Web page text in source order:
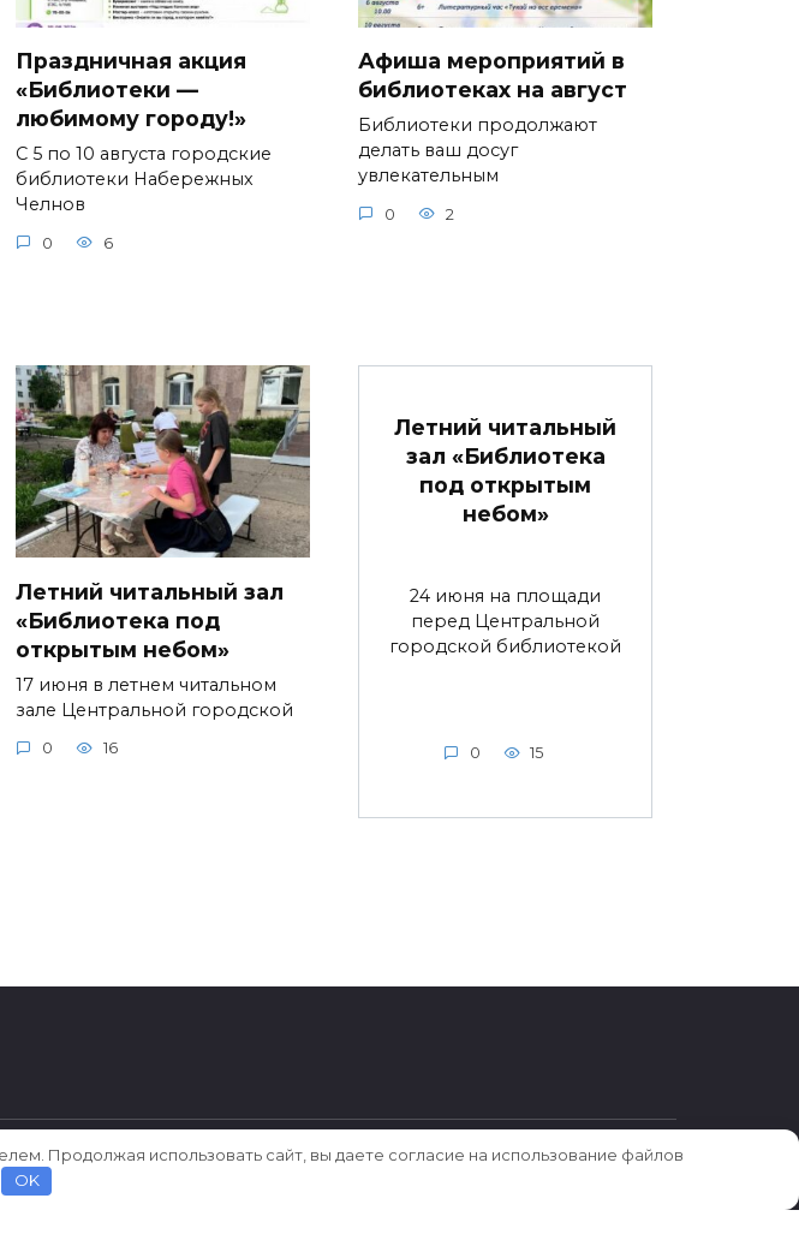
Праздничная акция
«Библиотеки —
любимому городу!»
С 5 по 10 августа городские
библиотеки Набережных
Челнов
0 6
Афиша мероприятий в
библиотеках на август
Библиотеки продолжают
делать ваш досуг
увлекательным
0 2
Летний читальный зал
«Библиотека под
открытым небом»
17 июня в летнем читальном
зале Центральной городской
0 16
Летний читальный
зал «Библиотека
под открытым
небом»
24 июня на площади
перед Центральной
городской библиотекой
0 15
Продолжая использовать сайт, вы даете согласие на использование файлов
OK